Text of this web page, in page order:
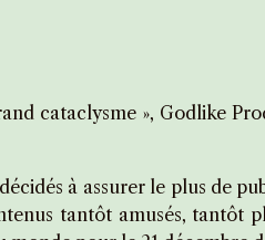
cataclysme », Godlike
à assurer le plus de
tantôt amusés, tantôt